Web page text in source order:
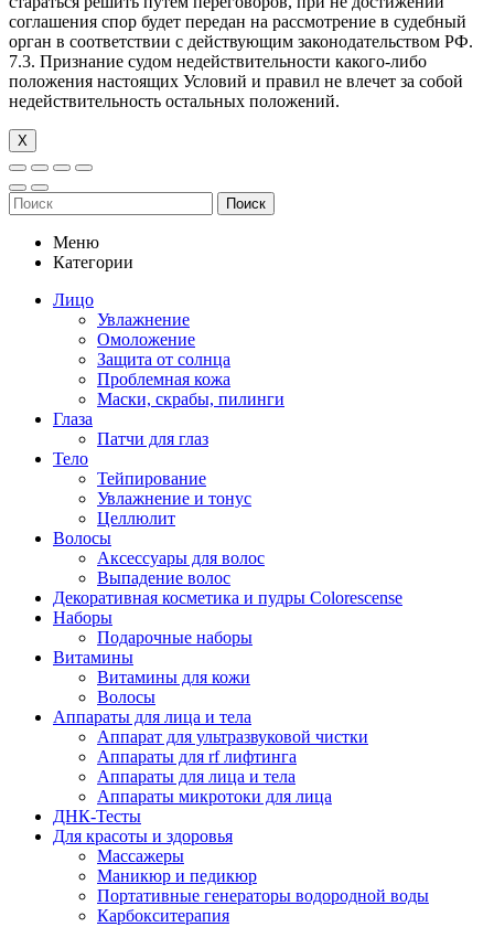
соглашения спор будет передан на рассмотрение в судебный
орган в соответствии с действующим законодательством РФ.
7.3. Признание судом недействительности какого-либо
положения настоящих Условий и правил не влечет за собой
недействительность остальных положений.
Х
Поиск
Меню
Категории
Лицо
Увлажнение
Омоложение
Защита от солнца
Проблемная кожа
Маски, скрабы, пилинги
Глаза
Патчи для глаз
Тело
Тейпирование
Увлажнение и тонус
Целлюлит
Волосы
Аксессуары для волос
Выпадение волос
Декоративная косметика и пудры Colorescense
Наборы
Подарочные наборы
Витамины
Витамины для кожи
Волосы
Аппараты для лица и тела
Аппарат для ультразвуковой чистки
Аппараты для rf лифтинга
Аппараты для лица и тела
Аппараты микротоки для лица
ДНК-Тесты
Для красоты и здоровья
Массажеры
Маникюр и педикюр
Портативные генераторы водородной воды
Карбокситерапия